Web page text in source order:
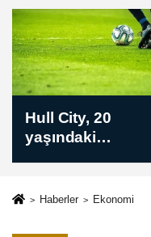
VakıfBank, Sırp
smaçör Vanja
Haberler Ekonomi